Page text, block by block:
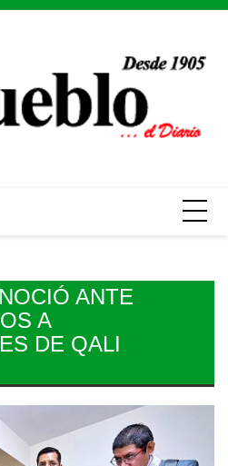
ANTE
A
DE QALI